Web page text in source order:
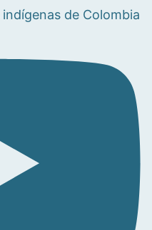
indígenas de Colombia